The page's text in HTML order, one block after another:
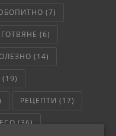
(7)
(6)
(14)
(19)
РЕЦЕПТИ (17)
(36)